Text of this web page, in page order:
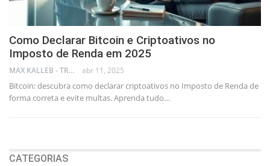
Como Declarar Bitcoin e Criptoativos no
Imposto de Renda em 2025
MAX KALLEB - TRADER abr 11, 2025
Bitcoin: descubra como declarar criptoativos no Imposto de Renda de
forma correta e evite multas. Aprenda tudo…
CATEGORIAS